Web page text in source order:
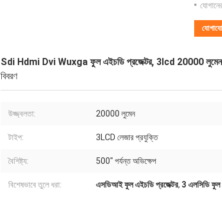
Sdi Hdmi Dvi Wuxga ফুল এইচডি প্রজেক্টর, 3lcd 20000 লুমেন
বিবরণ
উজ্জ্বলতা: 20000 লুমেন
টাইপ: 3LCD লেজার প্রযুক্তি
বৈশিষ্ট্য: 500" পর্যন্ত অভিক্ষেপ
বিশেষভাবে তুলে ধরা: এসডিআই ফুল এইচডি প্রজেক্টর, 3 এলসিডি ফুল